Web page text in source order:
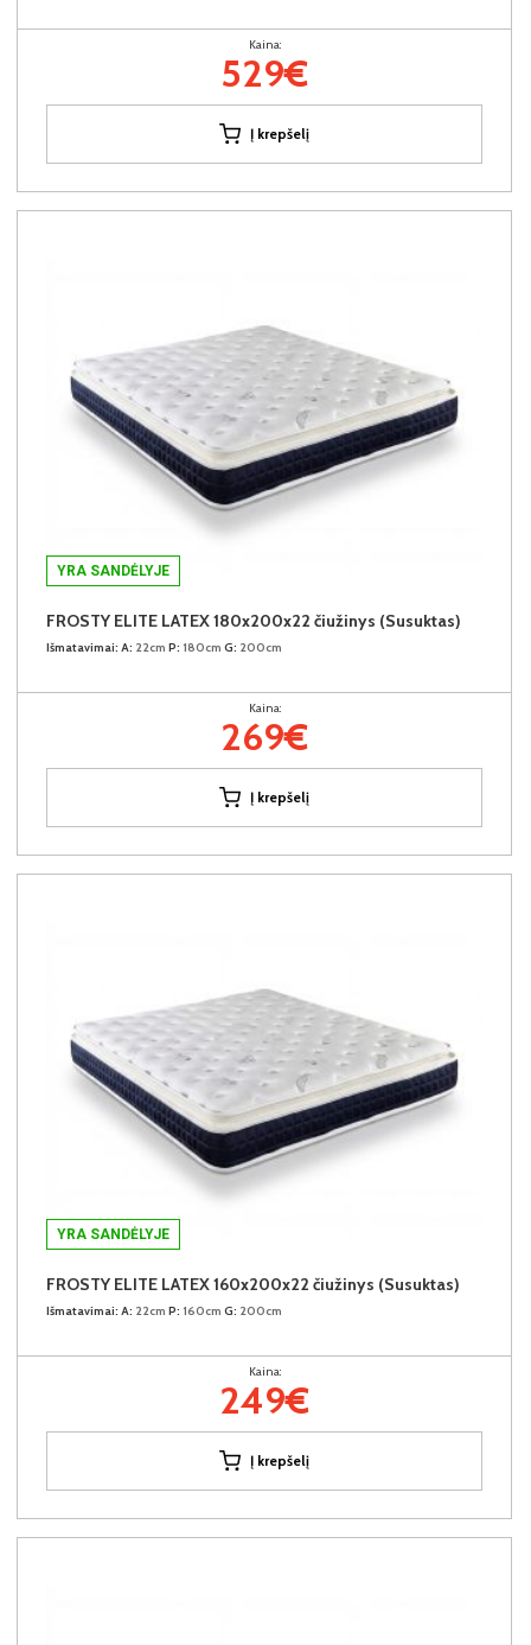
Kaina:
529€
Į krepšelį
YRA SANDĖLYJE
FROSTY ELITE LATEX 180x200x22 čiužinys (Susuktas)
Išmatavimai: A: 22cm P: 180cm G: 200cm
Kaina:
269€
Į krepšelį
YRA SANDĖLYJE
FROSTY ELITE LATEX 160x200x22 čiužinys (Susuktas)
Išmatavimai: A: 22cm P: 160cm G: 200cm
Kaina:
249€
Į krepšelį